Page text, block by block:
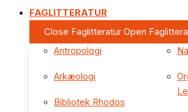
FAGLITTERATUR
Close Faglitteratur Open
Antropologi
Arkæologi
Bibliotek Rhodos